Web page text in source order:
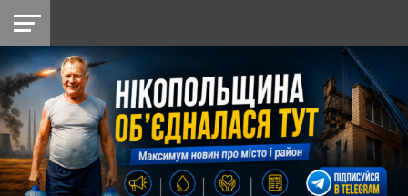
НІКОПОЛЬ
РАЙОН
СІЧЕСЛАВСЬКА
УКРАЇНА
РЕТРО
НІКОПОЛЬ
ЛАЙТ
УКРАЇНА
ДОПОМОГА
РАДІО